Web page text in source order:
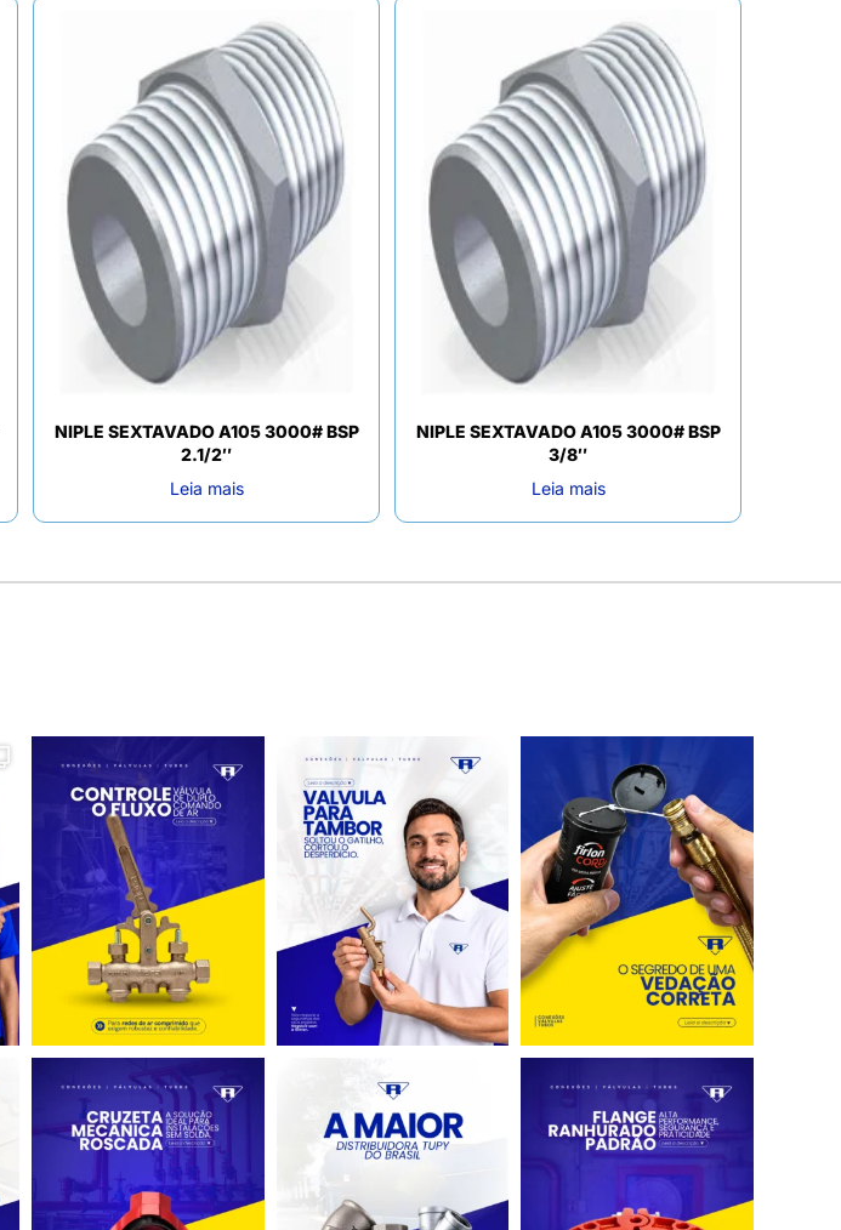
NIPLE SEXTAVADO A105 3000# BSP
2.1/2″
Leia mais
NIPLE SEXTAVADO A105 3000# BSP
3/8″
Leia mais